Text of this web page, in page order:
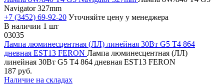
Navigator 327mm
+7 (3452) 69-92-20 Уточняйте цену у менеджера
В наличии 1 шт
03035
Лампа люминесцентная (ЛЛ) линейная 30Вт G5 Т4 864
дневная EST13 FERON Лампа люминесцентная (ЛЛ)
линейная 30Вт G5 Т4 864 дневная EST13 FERON
187 руб.
Наличие на складах